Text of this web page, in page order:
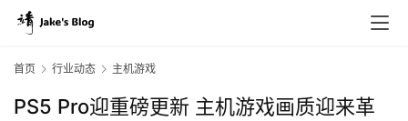
首页 行业动态 主机游戏
PS5 Pro迎重磅更新 主机游戏画质迎来革